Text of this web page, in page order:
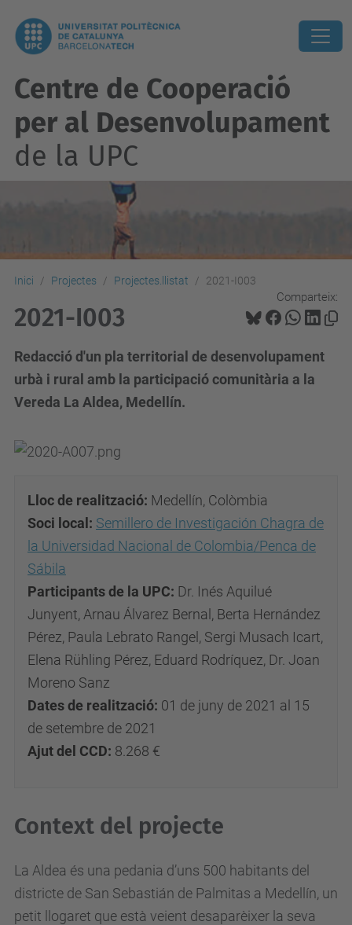
Centre de Cooperació
per al Desenvolupament
de la UPC
Inici Projectes Projectes.llistat 2021-I003
Comparteix:
2021-I003
Redacció d'un pla territorial de desenvolupament
urbà i rural amb la participació comunitària a la
Vereda La Aldea, Medellín.
Lloc de realització: Medellín, Colòmbia
Soci local: Semillero de Investigación Chagra de
la Universidad Nacional de Colombia/Penca de
Sábila
Participants de la UPC: Dr. Inés Aquilué
Junyent, Arnau Álvarez Bernal, Berta Hernández
Pérez, Paula Lebrato Rangel, Sergi Musach Icart,
Elena Rühling Pérez, Eduard Rodríquez, Dr. Joan
Moreno Sanz
Dates de realització: 01 de juny de 2021 al 15
de setembre de 2021
Ajut del CCD: 8.268 €
Context del projecte
La Aldea és una pedania d’uns 500 habitants del
districte de San Sebastián de Palmitas a Medellín, un
petit llogaret que està veient desaparèixer la seva